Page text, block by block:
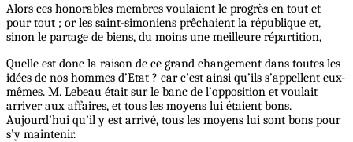
Alors ces honorables membres voulaient le progrès en tout et
pour tout ; or les saint-simoniens prêchaient la république et,
sinon le partage de biens, du moins une meilleure répartition,
Quelle est donc la raison de ce grand changement dans toutes les
idées de nos hommes d’Etat ? car c’est ainsi qu’ils s’appellent eux-
mêmes. M. Lebeau était sur le banc de l’opposition et voulait
arriver aux affaires, et tous les moyens lui étaient bons.
Aujourd’hui qu’il y est arrivé, tous les moyens lui sont bons pour
s’y maintenir.